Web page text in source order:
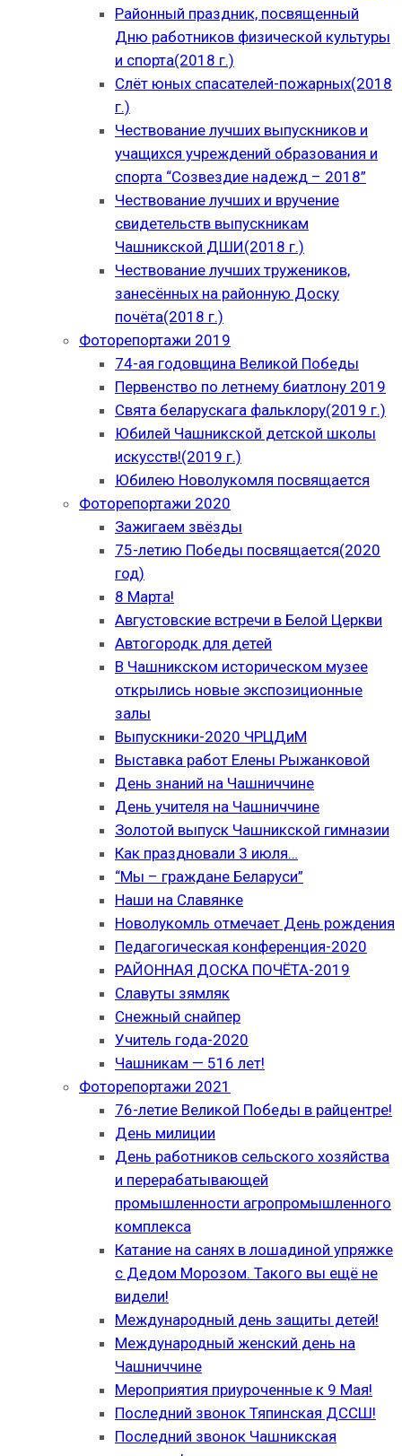
Районный праздник, посвященный
Дню работников физической культуры
и спорта(2018 г.)
Слёт юных спасателей-пожарных(2018
г.)
Чествование лучших выпускников и
учащихся учреждений образования и
спорта “Созвездие надежд – 2018”
Чествование лучших и вручение
свидетельств выпускникам
Чашникской ДШИ(2018 г.)
Чествование лучших тружеников,
занесённых на районную Доску
почёта(2018 г.)
Фоторепортажи 2019
74-ая годовщина Великой Победы
Первенство по летнему биатлону 2019
Свята беларускага фальклору(2019 г.)
Юбилей Чашникской детской школы
искусств!(2019 г.)
Юбилею Новолукомля посвящается
Фоторепортажи 2020
Зажигаем звёзды
75-летию Победы посвящается(2020
год)
8 Марта!
Августовские встречи в Белой Церкви
Автогородк для детей
В Чашникском историческом музее
открылись новые экспозиционные
залы
Выпускники-2020 ЧРЦДиМ
Выставка работ Елены Рыжанковой
День знаний на Чашниччине
День учителя на Чашниччине
Золотой выпуск Чашникской гимназии
Как праздновали 3 июля…
“Мы – граждане Беларуси”
Наши на Славянке
Новолукомль отмечает День рождения
Педагогическая конференция-2020
РАЙОННАЯ ДОСКА ПОЧЁТА-2019
Славуты зямляк
Снежный снайпер
Учитель года-2020
Чашникам — 516 лет!
Фоторепортажи 2021
76-летие Великой Победы в райцентре!
День милиции
День работников сельского хозяйства
и перерабатывающей
промышленности агропромышленного
комплекса
Катание на санях в лошадиной упряжке
с Дедом Морозом. Такого вы ещё не
видели!
Международный день защиты детей!
Международный женский день на
Чашниччине
Мероприятия приуроченные к 9 Мая!
Последний звонок Тяпинская ДССШ!
Последний звонок Чашникская